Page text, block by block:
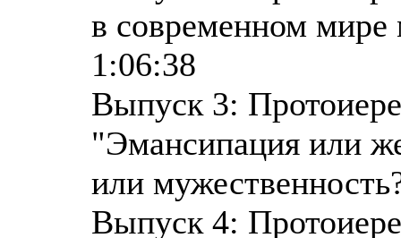
в современном
1:06:38
Выпуск 3:
"Эмансипация или
или
Выпуск 4: